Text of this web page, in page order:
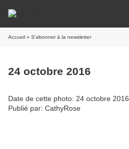
Accueil » S'abonner à la newsletter
24 octobre 2016
Date de cette photo: 24 octobre 2016
Publié par: CathyRose